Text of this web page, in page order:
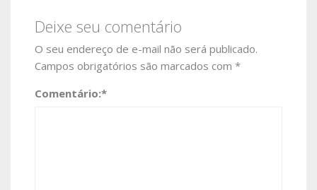
Deixe seu comentário
O seu endereço de e-mail não será publicado.
Campos obrigatórios são marcados com *
Comentário:*